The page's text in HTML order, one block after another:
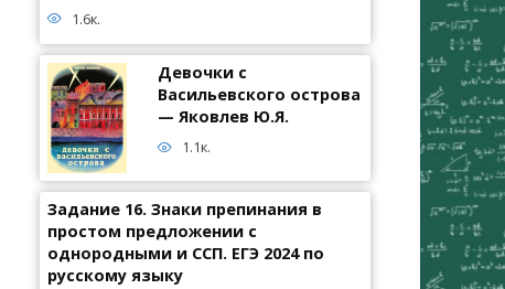
1.6к.
Девочки с
Васильевского острова
— Яковлев Ю.Я.
1.1к.
Задание 16. Знаки препинания в
простом предложении с
однородными и ССП. ЕГЭ 2024 по
русскому языку